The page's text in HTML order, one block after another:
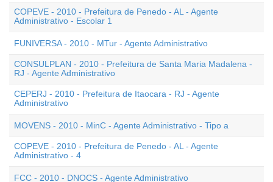
COPEVE - 2010 - Prefeitura de Penedo - AL - Agente
Administrativo - Escolar 1
FUNIVERSA - 2010 - MTur - Agente Administrativo
CONSULPLAN - 2010 - Prefeitura de Santa Maria Madalena -
RJ - Agente Administrativo
CEPERJ - 2010 - Prefeitura de Itaocara - RJ - Agente
Administrativo
MOVENS - 2010 - MinC - Agente Administrativo - Tipo a
COPEVE - 2010 - Prefeitura de Penedo - AL - Agente
Administrativo - 4
FCC - 2010 - DNOCS - Agente Administrativo